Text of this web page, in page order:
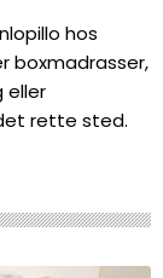
hos
boxmadrasser,
eller
rette sted.